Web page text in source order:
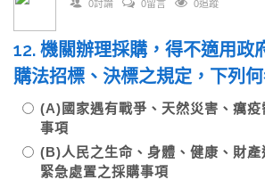
0討論 0留言 0追蹤
12. 機關辦理採購，得不適用政
購法招標、決標之規定，下列
(A)國家遇有戰爭、天然災害、癘
事項
(B)人民之生命、身體、健康、財
緊急處置之採購事項